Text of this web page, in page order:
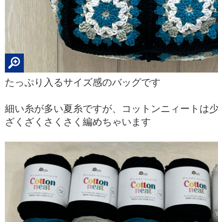
たっぷり入るサイズ感のバッグです
細い糸が多い夏糸ですが、コットンニィートは
ざくざくさくさく編めちゃいます